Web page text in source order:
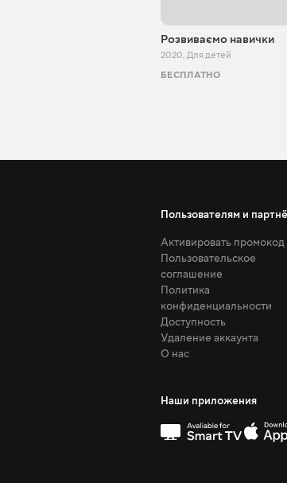
Розвиваємо навички
2020, Для детей
БЕСПЛАТНО
Пользователям и
Активировать промокод
Пользовательское
соглашение
Политика
конфиденциальности
Доступность
Удаление аккаунта
О нас
Наши приложения